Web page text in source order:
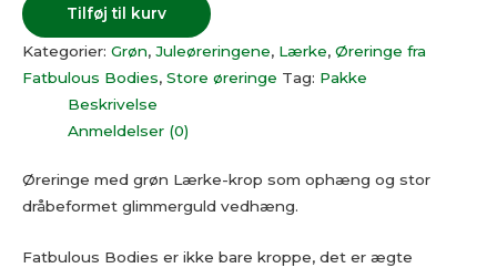
Tilføj til kurv
Kategorier: Grøn, Juleøreringene, Lærke, Øreringe fra
Fatbulous Bodies, Store øreringe Tag: Pakke
Beskrivelse
Anmeldelser (0)
Øreringe med grøn Lærke-krop som ophæng og stor
dråbeformet glimmerguld vedhæng.
Fatbulous Bodies er ikke bare kroppe, det er ægte